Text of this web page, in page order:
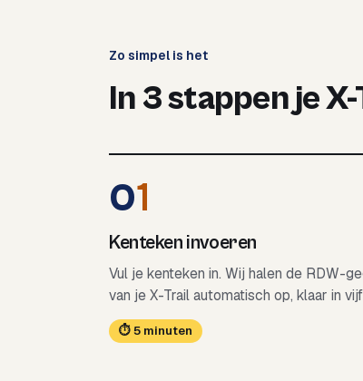
Zo simpel is het
In 3 stappen je
01
Kenteken invoeren
Vul je kenteken in. Wij halen de RDW-
van je X-Trail automatisch op, klaar in
⏱ 5 minuten